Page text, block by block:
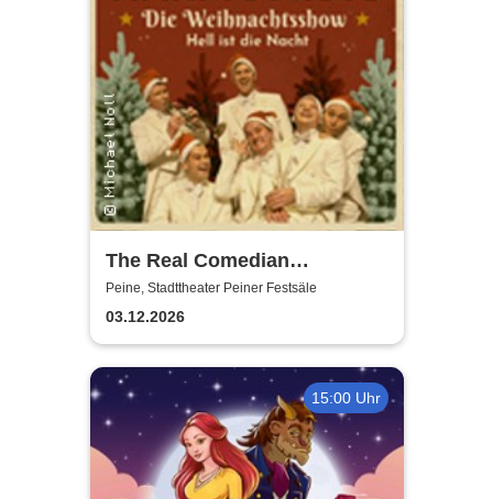
The Real Comedian
Harmonists - Die
Weihnachtsshow - Hell ist die
Nacht
Peine, Stadttheater Peiner Festsäle
03.12.2026
15:00 Uhr